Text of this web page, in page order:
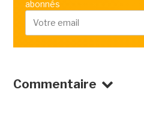
abonnés
Commentaire